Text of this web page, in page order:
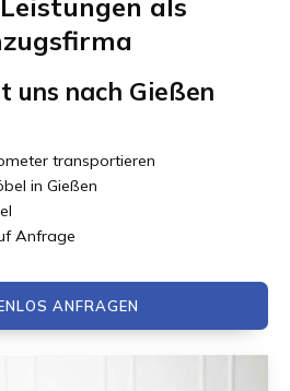
als
uns nach Gießen
transportieren
in Gießen
Anfrage
ANFRAGEN